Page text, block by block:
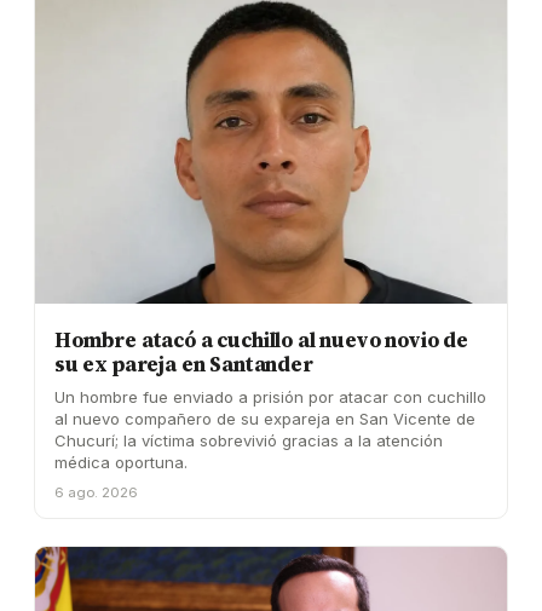
Hombre atacó a cuchillo al nuevo novio de
su ex pareja en Santander
Un hombre fue enviado a prisión por atacar con cuchillo
al nuevo compañero de su expareja en San Vicente de
Chucurí; la víctima sobrevivió gracias a la atención
médica oportuna.
6 ago. 2026